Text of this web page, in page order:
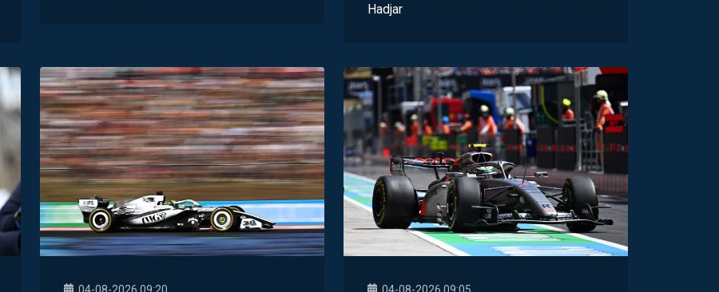
Hadjar
04-08-2026 09:20 04-08-2026 09:05